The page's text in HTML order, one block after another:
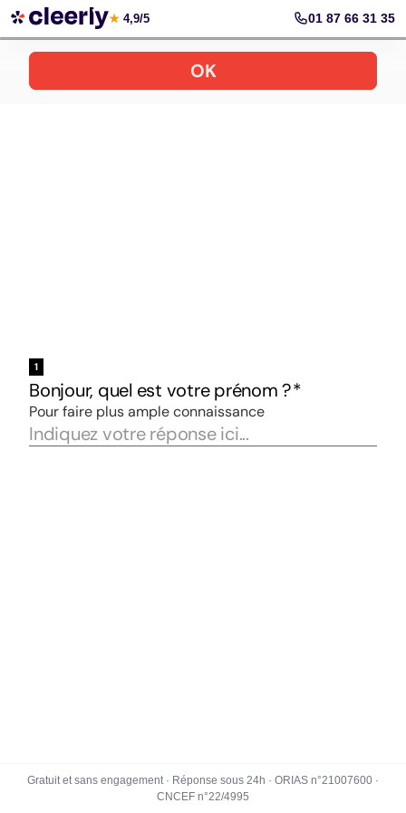
Votre simulation gratuite et personnalisée
★ 4,9/5 01 87 66 31 35
Gratuit et sans engagement · Réponse sous 24h · ORIAS n°21007600 ·
CNCEF n°22/4995